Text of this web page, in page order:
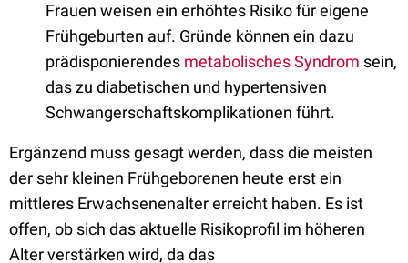
Frauen weisen ein erhöhtes Risiko für eigene
Frühgeburten auf. Gründe können ein dazu
prädisponierendes metabolisches Syndrom sein,
das zu diabetischen und hypertensiven
Schwangerschaftskomplikationen führt.
Ergänzend muss gesagt werden, dass die meisten
der sehr kleinen Frühgeborenen heute erst ein
mittleres Erwachsenenalter erreicht haben. Es ist
offen, ob sich das aktuelle Risikoprofil im höheren
Alter verstärken wird, da das